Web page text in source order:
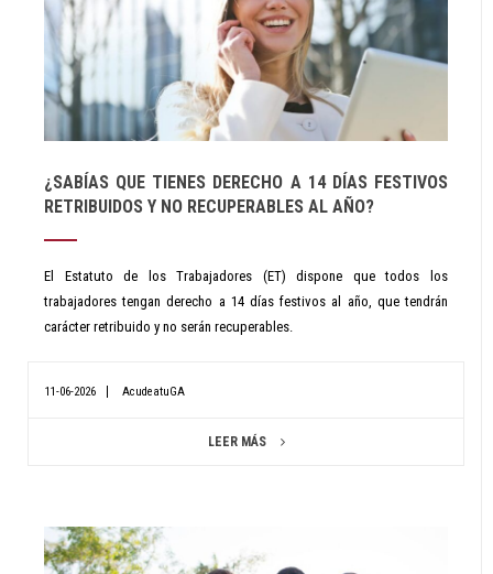
¿SABÍAS QUE TIENES DERECHO A 14 DÍAS FESTIVOS
RETRIBUIDOS Y NO RECUPERABLES AL AÑO?
El Estatuto de los Trabajadores (ET) dispone que todos los
trabajadores tengan derecho a 14 días festivos al año, que tendrán
carácter retribuido y no serán recuperables.
11-06-2026 AcudeatuGA
LEER MÁS